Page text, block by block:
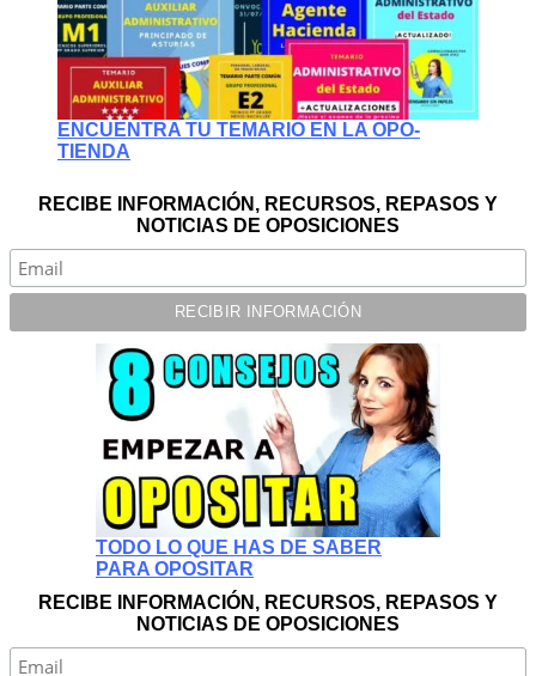
ENCUENTRA TU TEMARIO EN LA OPO-
TIENDA
RECIBE INFORMACIÓN, RECURSOS, REPASOS Y
NOTICIAS DE OPOSICIONES
TODO LO QUE HAS DE SABER
PARA OPOSITAR
RECIBE INFORMACIÓN, RECURSOS, REPASOS Y
NOTICIAS DE OPOSICIONES